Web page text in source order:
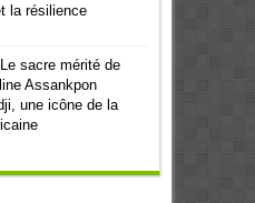
la résilience
sacre mérité de
Assankpon
une icône de la